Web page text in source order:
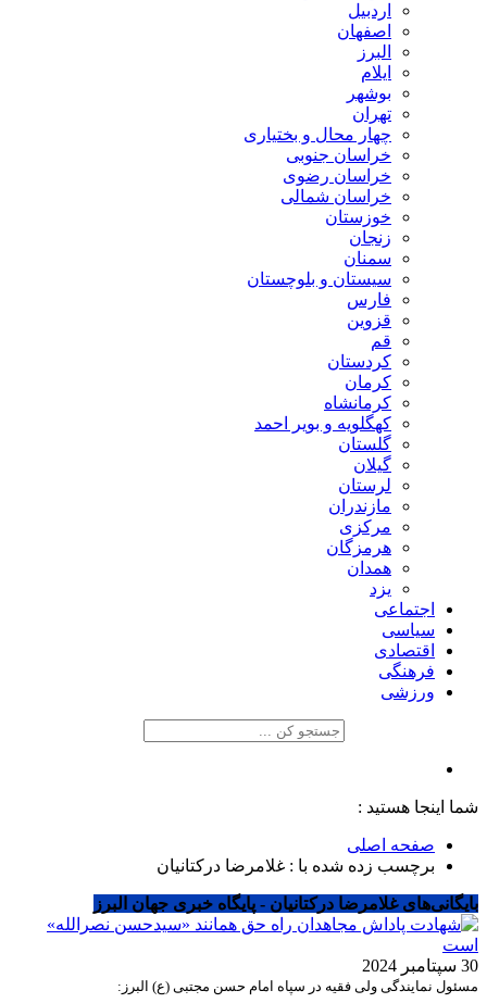
اردبیل
اصفهان
البرز
ایلام
بوشهر
تهران
چهار محال و بختیاری
خراسان جنوبی
خراسان رضوی
خراسان شمالی
خوزستان
زنجان
سمنان
سیستان و بلوچستان
فارس
قزوین
قم
کردستان
کرمان
کرمانشاه
کهگلویه و بویر احمد
گلستان
گیلان
لرستان
مازندران
مرکزی
هرمزگان
همدان
یزد
اجتماعی
سیاسی
اقتصادی
فرهنگی
ورزشی
شما اینجا هستید :
صفحه اصلی
برچسب زده شده با : غلامرضا درکتانیان
بایگانی‌های غلامرضا درکتانیان - پایگاه خبری جهان البرز
30 سپتامبر 2024
مسئول نمایندگی ولی فقیه در سپاه امام حسن مجتبی (ع) البرز: